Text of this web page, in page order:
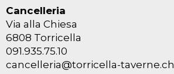
Cancelleria
Via alla Chiesa
6808 Torricella
091.935.75.10
cancelleria@torricella-taverne.ch